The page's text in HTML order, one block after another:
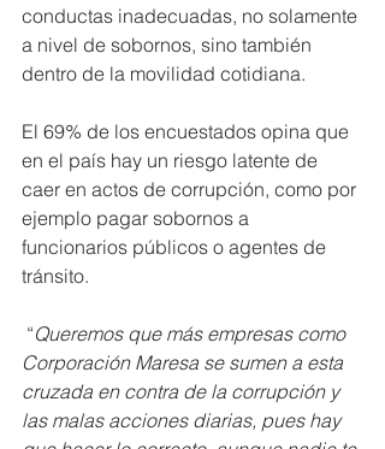
conductas inadecuadas, no solamente
a nivel de sobornos, sino también
dentro de la movilidad cotidiana.
El 69% de los encuestados opina que
en el país hay un riesgo latente de
caer en actos de corrupción, como por
ejemplo pagar sobornos a
funcionarios públicos o agentes de
tránsito.
“Queremos que más empresas como
Corporación Maresa se sumen a esta
cruzada en contra de la corrupción y
las malas acciones diarias, pues hay